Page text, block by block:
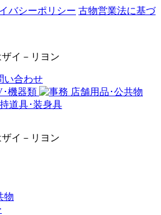
バシーポリシー 古物営業法に基づ
イ－リヨン
イ－リヨン
物